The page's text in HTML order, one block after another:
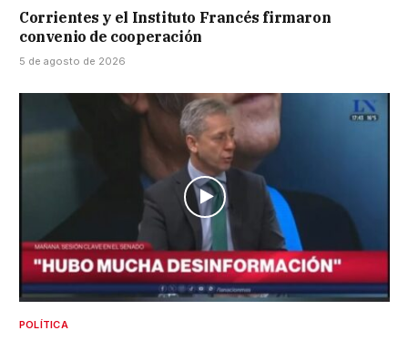
Corrientes y el Instituto Francés firmaron
convenio de cooperación
5 de agosto de 2026
POLÍTICA